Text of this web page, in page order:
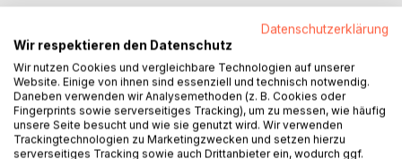
IN DEN WARENKORB
Auf die Merkliste
Titel bewerten
Datenschutzerklärung
Wir respektieren den Datenschutz
Wir nutzen Cookies und vergleichbare Technologien auf unserer
Website. Einige von ihnen sind essenziell und technisch notwendig.
Daneben verwenden wir Analysemethoden (z. B. Cookies oder
Fingerprints sowie serverseitiges Tracking), um zu messen, wie häufig
unsere Seite besucht und wie sie genutzt wird. Wir verwenden
Trackingtechnologien zu Marketingzwecken und setzen hierzu
serverseitiges Tracking sowie auch Drittanbieter ein, wodurch ggf.